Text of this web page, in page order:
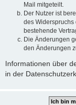
Mail mitgeteilt.
Der Nutzer ist
des
bestehende
Die Änderungen
den Änderungen
Informationen über
in der